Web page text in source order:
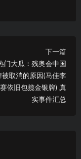
下一篇
门大瓜：残奥会中国
被取消的原因(马佳李
依旧包揽金银牌) 真
实事件汇总